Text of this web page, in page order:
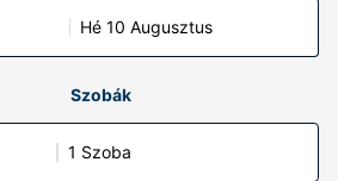
Hé 10 Augusztus
Szobák
1 Szoba